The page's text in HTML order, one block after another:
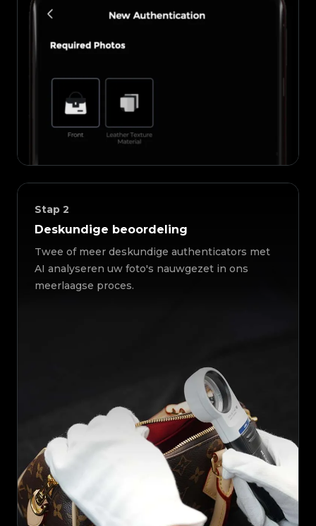
Stap 2
Deskundige beoordeling
Twee of meer deskundige authenticators met
AI analyseren uw foto's nauwgezet in ons
meerlaagse proces.